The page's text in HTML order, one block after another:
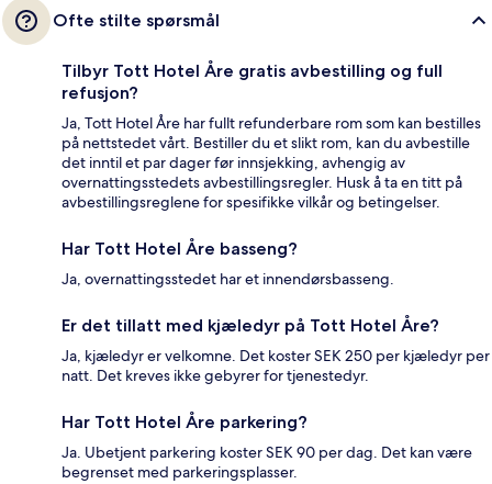
Ofte stilte spørsmål
Tilbyr Tott Hotel Åre gratis avbestilling og full
refusjon?
Ja, Tott Hotel Åre har fullt refunderbare rom som kan bestilles
på nettstedet vårt. Bestiller du et slikt rom, kan du avbestille
det inntil et par dager før innsjekking, avhengig av
overnattingsstedets avbestillingsregler. Husk å ta en titt på
avbestillingsreglene for spesifikke vilkår og betingelser.
Har Tott Hotel Åre basseng?
Ja, overnattingsstedet har et innendørsbasseng.
Er det tillatt med kjæledyr på Tott Hotel Åre?
Ja, kjæledyr er velkomne. Det koster SEK 250 per kjæledyr per
natt. Det kreves ikke gebyrer for tjenestedyr.
Har Tott Hotel Åre parkering?
Ja. Ubetjent parkering koster SEK 90 per dag. Det kan være
begrenset med parkeringsplasser.